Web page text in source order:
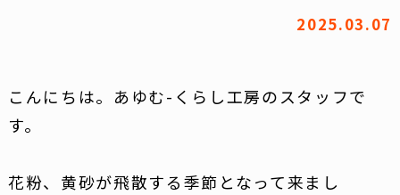
2025.03.07
こんにちは。あゆむ-くらし工房のスタッフで
す。
花粉、黄砂が飛散する季節となって来まし